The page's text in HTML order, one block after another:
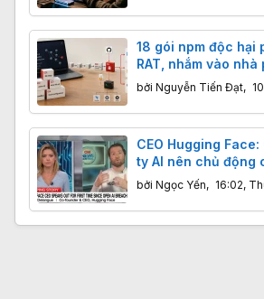
18 gói npm độc hại
RAT, nhắm vào
sử dụng công cụ
bởi Nguyễn Tiến Đạt,
CEO Hugging
ty AI nên chủ động
các sự cố xâm nhập
bởi Ngọc Yến, 16:02,